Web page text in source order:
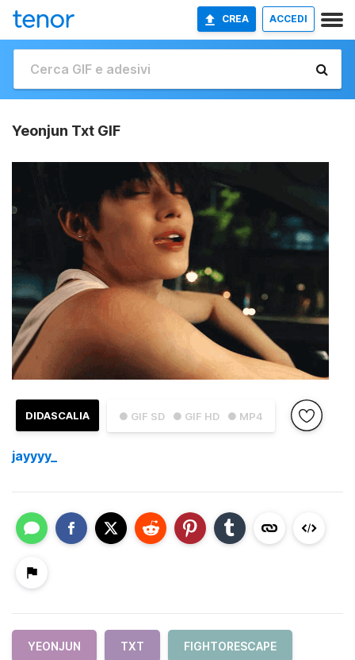
CREA ACCEDI
Yeonjun Txt GIF
● GIF SD ● GIF HD ● MP4
DIDASCALIA
jayyyy_
YEONJUN TXT FIGHTORESCAPE